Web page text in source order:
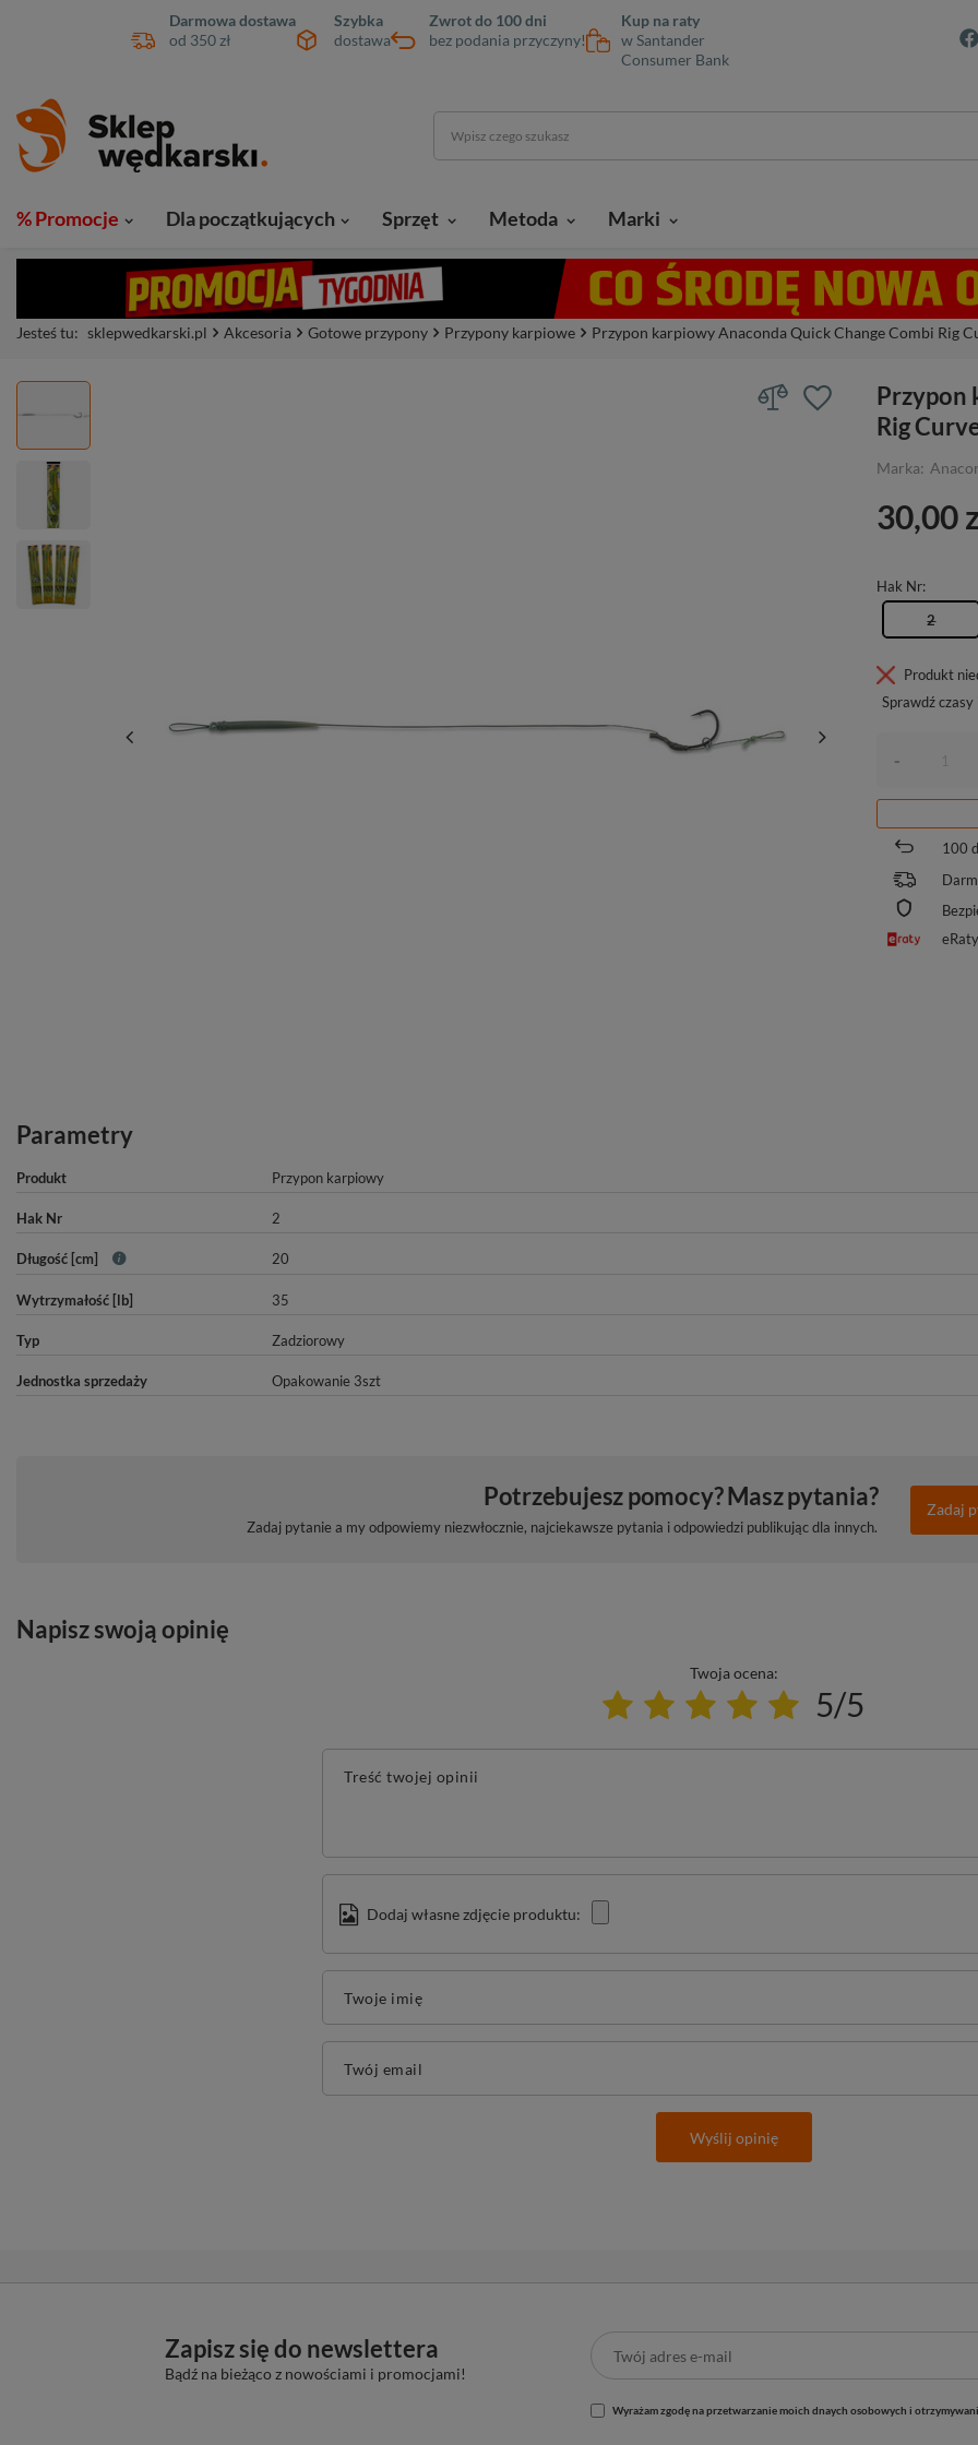
Darmowa dostawa
od 350 zł
Szybka
dostawa
Zwrot do 100 dni
bez podania przyczyny!
Kup na raty
w Santander
Consumer Bank
% Promocje Dla początkujących Sprzęt Metoda Marki
Jesteś tu: sklepwedkarski.pl Akcesoria Gotowe przypony Przypony karpiowe Przypon karpiowy Anaconda Quick Change Combi Rig
Przypon
Rig
Marka:
30,00
Hak Nr
2
Produkt
Sprawdź
-
100
Parametry
Produkt Przypon karpiowy
Hak Nr 2
Długość [cm] 20
Wytrzymałość [lb] 35
Typ Zadziorowy
Jednostka sprzedaży Opakowanie 3szt
Potrzebujesz pomocy? Masz pytania?
Zadaj pytanie a my odpowiemy niezwłocznie, najciekawsze pytania i odpowiedzi publikując dla innych.
Zadaj
Napisz swoją opinię
Twoja ocena:
5/5
Treść twojej opinii
Dodaj własne zdjęcie produktu:
Twoje imię
Twój email
Wyślij opinię
Zapisz się do newslettera
Bądź na bieżąco z nowościami i promocjami!
Wyrażam zgodę na przetwarzanie moich dnaych osobowych i